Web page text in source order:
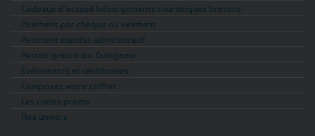
Cadeaux d’accueil hébergements touristiques bretons
Paiement par chèque ou virement
Paiement mandat administratif
Retrait gratuit sur Guingamp
Evénements et cérémonies
Composez votre coffret
Les codes promo
Nos univers